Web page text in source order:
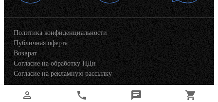
Политика конфиденциальности
Публичная оферта
Возврат
Согласие на обработку ПДн
Согласие на рекламную рассылку